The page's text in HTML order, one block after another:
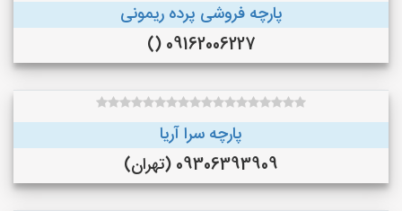
پارچه فروشی پرده ریمونی
09162006227 ()
پارچه سرا آریا
09306393909 (تهران)